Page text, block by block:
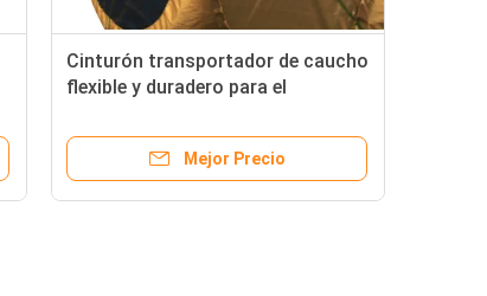
Cinturón transportador de caucho
flexible y duradero para el
Mejor Precio